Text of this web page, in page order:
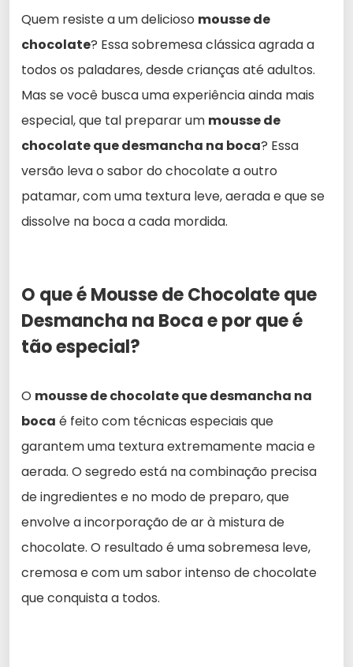
Quem resiste a um delicioso mousse de
chocolate? Essa sobremesa clássica agrada a
todos os paladares, desde crianças até adultos.
Mas se você busca uma experiência ainda mais
especial, que tal preparar um mousse de
chocolate que desmancha na boca? Essa
versão leva o sabor do chocolate a outro
patamar, com uma textura leve, aerada e que se
dissolve na boca a cada mordida.
O que é Mousse de Chocolate que
Desmancha na Boca e por que é
tão especial?
O mousse de chocolate que desmancha na
boca é feito com técnicas especiais que
garantem uma textura extremamente macia e
aerada. O segredo está na combinação precisa
de ingredientes e no modo de preparo, que
envolve a incorporação de ar à mistura de
chocolate. O resultado é uma sobremesa leve,
cremosa e com um sabor intenso de chocolate
que conquista a todos.